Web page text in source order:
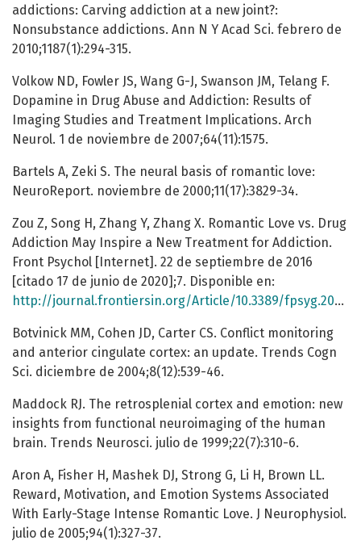
addictions: Carving addiction at a new joint?:
Nonsubstance addictions. Ann N Y Acad Sci. febrero de
2010;1187(1):294-315.
Volkow ND, Fowler JS, Wang G-J, Swanson JM, Telang F.
Dopamine in Drug Abuse and Addiction: Results of
Imaging Studies and Treatment Implications. Arch
Neurol. 1 de noviembre de 2007;64(11):1575.
Bartels A, Zeki S. The neural basis of romantic love:
NeuroReport. noviembre de 2000;11(17):3829-34.
Zou Z, Song H, Zhang Y, Zhang X. Romantic Love vs. Drug
Addiction May Inspire a New Treatment for Addiction.
Front Psychol [Internet]. 22 de septiembre de 2016
[citado 17 de junio de 2020];7. Disponible en:
http://journal.frontiersin.org/Article/10.3389/fpsyg.2016.01436/abstract
Botvinick MM, Cohen JD, Carter CS. Conflict monitoring
and anterior cingulate cortex: an update. Trends Cogn
Sci. diciembre de 2004;8(12):539-46.
Maddock RJ. The retrosplenial cortex and emotion: new
insights from functional neuroimaging of the human
brain. Trends Neurosci. julio de 1999;22(7):310-6.
Aron A, Fisher H, Mashek DJ, Strong G, Li H, Brown LL.
Reward, Motivation, and Emotion Systems Associated
With Early-Stage Intense Romantic Love. J Neurophysiol.
julio de 2005;94(1):327-37.